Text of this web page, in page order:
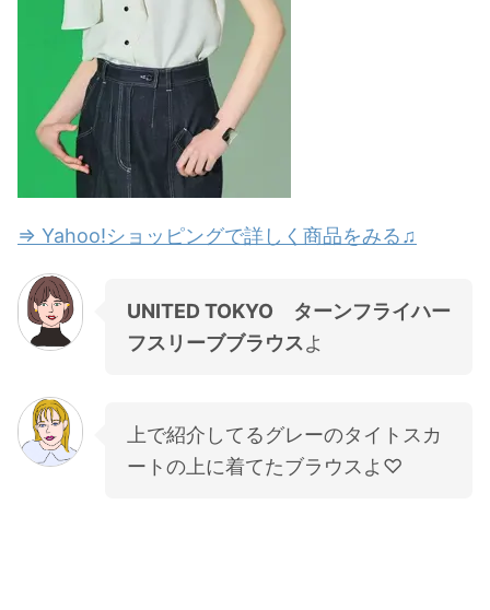
⇒ Yahoo!ショッピングで詳しく商品をみる♫
UNITED TOKYO ターンフライハー
フスリーブブラウスよ
上で紹介してるグレーのタイトスカ
ートの上に着てたブラウスよ♡